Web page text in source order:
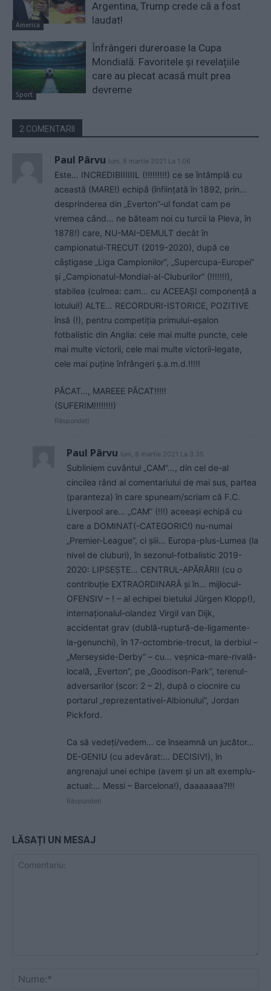
America
Argentina, Trump crede că a fost
laudat!
Sport
Înfrângeri dureroase la Cupa
Mondială. Favoritele și revelațiile
care au plecat acasă mult prea
devreme
2 COMENTARII
Paul Pârvu luni, 8 martie 2021 La 1.06
Este… INCREDIBIIIIIIL (!!!!!!!!!) ce se întâmplă cu
această (MARE!) echipă (înființată în 1892, prin…
desprinderea din „Everton”-ul fondat cam pe
vremea când… ne băteam noi cu turcii la Pleva, în
1878!) care, NU-MAI-DEMULT decât în
campionatul-TRECUT (2019-2020), după ce
câștigase „Liga Campionilor”, „Supercupa-Europei”
și „Campionatul-Mondial-al-Cluburilor” (!!!!!!!),
stabilea (culmea: cam… cu ACEEAȘI componență a
lotului!) ALTE… RECORDURI-ISTORICE, POZITIVE
însă (!), pentru competiția primului-eșalon
fotbalistic din Anglia: cele mai multe puncte, cele
mai multe victorii, cele mai multe victorii-legate,
cele mai puține înfrângeri ș.a.m.d.!!!!!
PĂCAT…, MAREEE PĂCAT!!!!!
(SUFERIM!!!!!!!!)
Răspundeți
Paul Pârvu luni, 8 martie 2021 La 3.35
Subliniem cuvântul „CAM”…, din cel de-al
cincilea rând al comentariului de mai sus, partea
(paranteza) în care spuneam/scriam că F.C.
Liverpool are… „CAM” (!!!) aceeași echipă cu
care a DOMINAT(-CATEGORIC!) nu-numai
„Premier-League”, ci șiii… Europa-plus-Lumea (la
nivel de cluburi), în sezonul-fotbalistic 2019-
2020: LIPSEȘTE… CENTRUL-APĂRĂRII (cu o
contribuție EXTRAORDINARĂ și în… mijlocul-
OFENSIV – ! – al echipei bietului Jürgen Klopp!),
internaționalul-olandez Virgil van Dijk,
accidentat grav (dublă-ruptură-de-ligamente-
la-genunchi), în 17-octombrie-trecut, la derbiul –
„Merseyside-Derby” – cu… veșnica-mare-rivală-
locală, „Everton”, pe „Goodison-Park”, terenul-
adversarilor (scor: 2 – 2), după o ciocnire cu
portarul „reprezentativei-Albionului”, Jordan
Pickford.
Ca să vedeți/vedem… ce înseamnă un jucător…
DE-GENIU (cu adevărat:… DECISIV!), în
angrenajul unei echipe (avem și un alt exemplu-
actual:… Messi – Barcelona!), daaaaaaa?!!!
Răspundeți
LĂSAȚI UN MESAJ